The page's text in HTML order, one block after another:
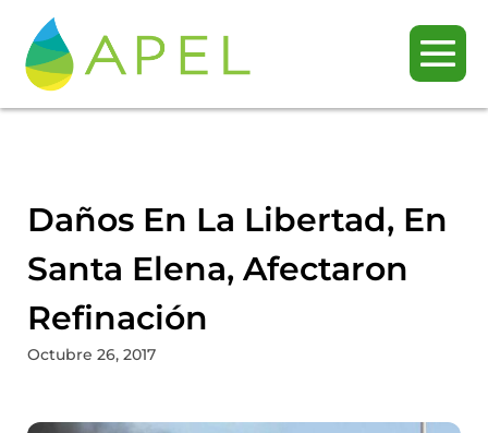
Daños En La Libertad, En
Santa Elena, Afectaron
Refinación
Octubre 26, 2017